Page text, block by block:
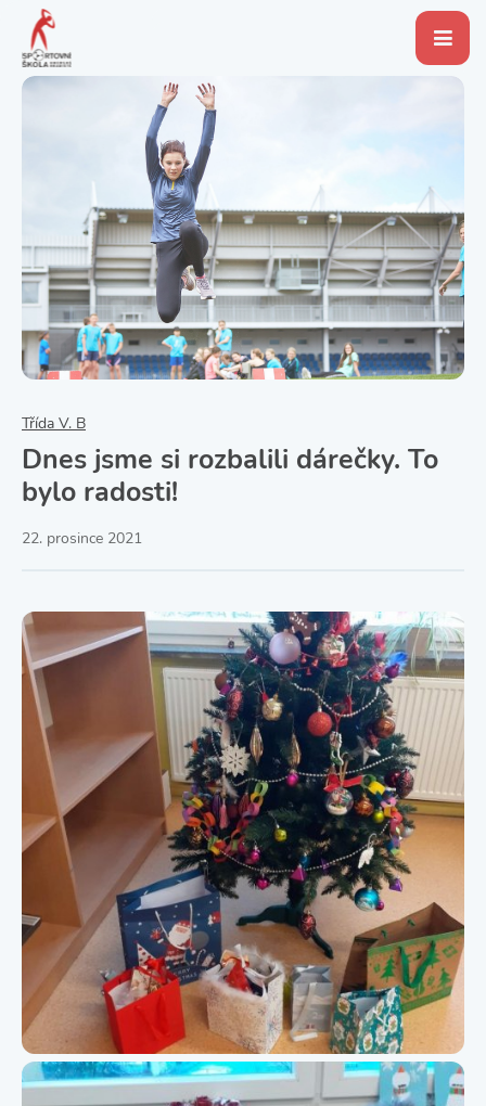
Třída V. B
Dnes jsme si rozbalili dárečky. To
bylo radosti!
22. prosince 2021